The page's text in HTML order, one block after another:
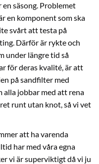
säsong. Problemet
en komponent som ska
svårt att testa på
Därför är rykte och
under längre tid så
för deras kvalité, är att
på sandfilter med
alla jobbar med att rena
runt utan knot, så vi vet
att ha varenda
har med våra egna
vi är superviktigt då vi ju